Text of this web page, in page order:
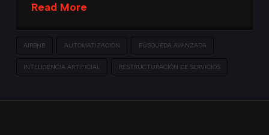
Read More
AIRBNB AUTOMATIZACIÓN BÚSQUEDA AVANZADA
INTELIGENCIA ARTIFICIAL RESTRUCTURACIÓN DE SERVICIOS